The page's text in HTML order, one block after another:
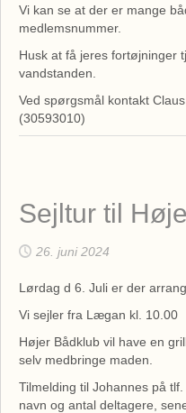
Vi kan se at der er mange
medlemsnummer.
Husk at få jeres fortøjninger
vandstanden.
Ved spørgsmål kontakt
(30593010)
Sejltur til
26. juni 2024
Lørdag d 6. Juli er der
Vi sejler fra Lægan kl. 10.00
Højer Bådklub vil have en
selv medbringe maden.
Tilmelding til Johannes på
navn og antal deltagere,